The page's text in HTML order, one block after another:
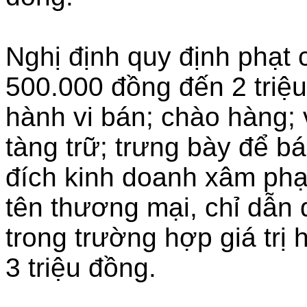
Nghị định quy định phạt
500.000 đồng đến 2
hành vi bán; chào
tàng trữ; trưng bày để
đích kinh doanh xâm
tên thương mại, chỉ dẫn
trong trường hợp giá trị
3 triệu đồng.